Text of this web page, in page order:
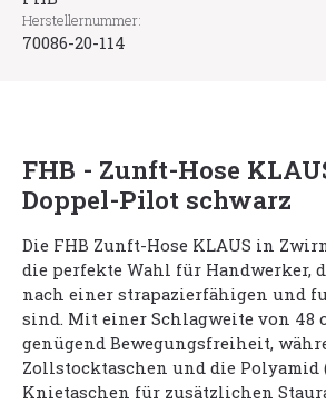
Herstellernummer:
70086-20-114
FHB - Zunft-Hose
Doppel-Pilot schwarz
Die FHB Zunft-Hose KLAUS in
die perfekte Wahl für Handwerker,
nach einer strapazierfähigen und
sind. Mit einer Schlagweite von 48
genügend Bewegungsfreiheit,
Zollstocktaschen und die Polyamid
Knietaschen für zusätzlichen